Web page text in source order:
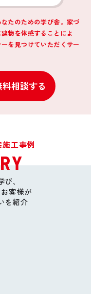
たのための学び舎。家づ
物を体感することによ
を見つけていただくサー
相談する
工事例
、
客様が
を紹介